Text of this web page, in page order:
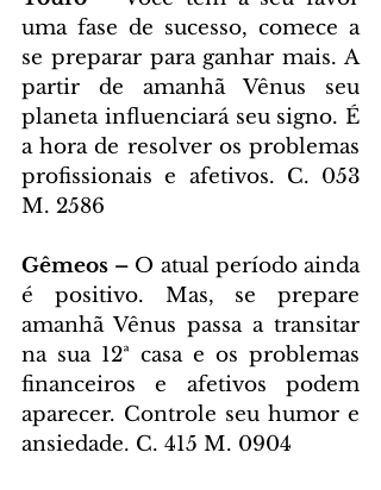
uma fase de sucesso, comece a
se preparar para ganhar mais. A
partir de amanhã Vênus seu
planeta influenciará seu signo. É
a hora de resolver os problemas
profissionais e afetivos. C. 053
M. 2586
Gêmeos – O atual período ainda
é positivo. Mas, se prepare
amanhã Vênus passa a transitar
na sua 12ª casa e os problemas
financeiros e afetivos podem
aparecer. Controle seu humor e
ansiedade. C. 415 M. 0904